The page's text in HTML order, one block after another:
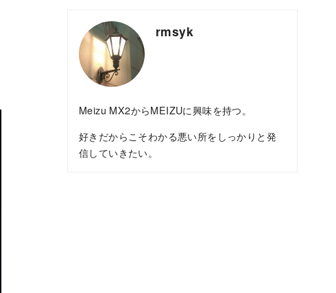
rmsyk
Meizu MX2からMEIZUに興味を持つ。
好きだからこそわかる悪い所をしっかりと発
信していきたい。